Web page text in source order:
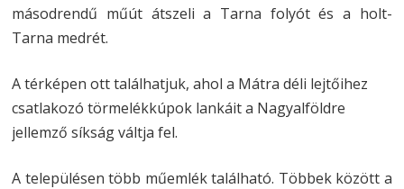
másodrendű műút átszeli a Tarna folyót és a holt-
Tarna medrét.
A térképen ott találhatjuk, ahol a Mátra déli lejtőihez
csatlakozó törmelékkúpok lankáit a Nagyalföldre
jellemző síkság váltja fel.
A településen több műemlék található. Többek között a